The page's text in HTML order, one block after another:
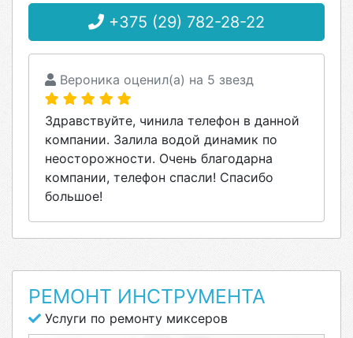
+375 (29) 782-28-22
Вероника оценил(а) на 5 звезд
Здравствуйте, чинила телефон в данной
компании. Залила водой динамик по
неосторожности. Очень благодарна
компании, телефон спасли! Спасибо
большое!
РЕМОНТ ИНСТРУМЕНТА
Услуги по ремонту миксеров